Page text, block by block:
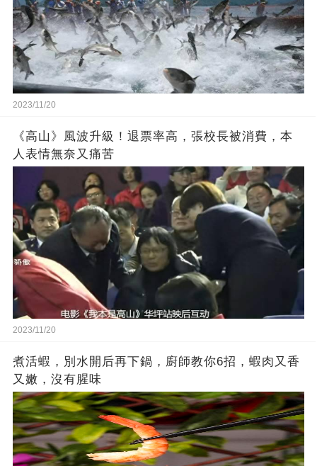
2023/11/20
《高山》風波升級！退票率高，張校長被消費，本
人表情無奈又痛苦
2023/11/20
煮活蝦，別水開后再下鍋，廚師教你6招，蝦肉又香
又嫩，沒有腥味